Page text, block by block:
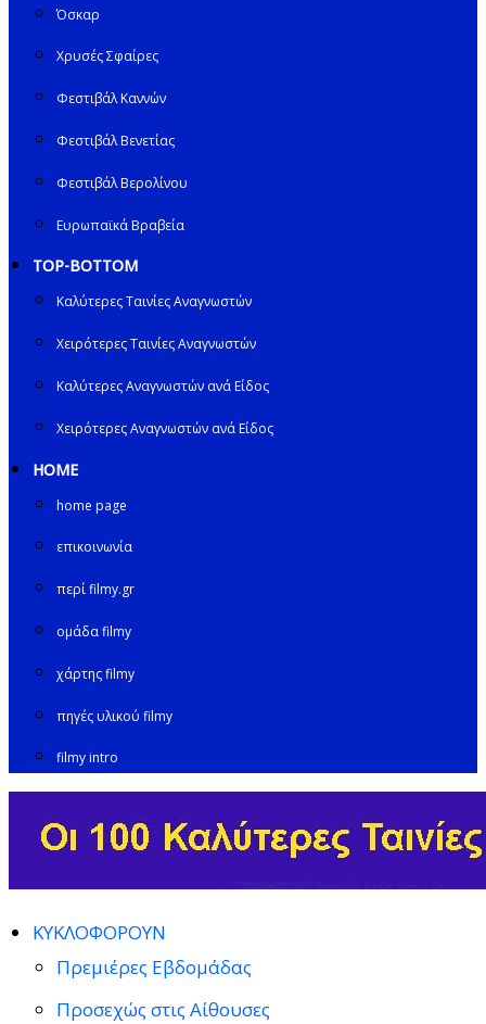
Όσκαρ
Χρυσές Σφαίρες
Φεστιβάλ Καννών
Φεστιβάλ Βενετίας
Φεστιβάλ Βερολίνου
Ευρωπαϊκά Βραβεία
TOP-BOTTOM
Καλύτερες Ταινίες Αναγνωστών
Χειρότερες Ταινίες Αναγνωστών
Καλύτερες Αναγνωστών ανά Είδος
Χειρότερες Αναγνωστών ανά Είδος
HOME
home page
επικοινωνία
περί filmy.gr
ομάδα filmy
χάρτης filmy
πηγές υλικού filmy
filmy intro
ΚΥΚΛΟΦΟΡΟΥΝ
Πρεμιέρες Εβδομάδας
Προσεχώς στις Αίθουσες